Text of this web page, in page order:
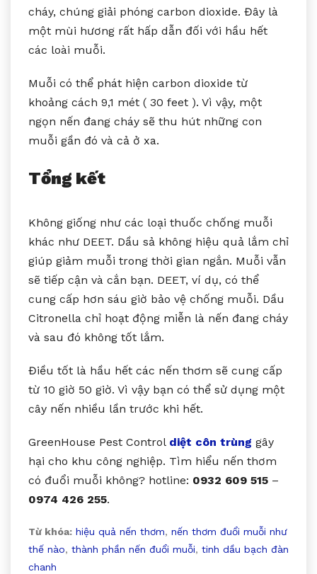
cháy, chúng giải phóng carbon dioxide. Đây là
một mùi hương rất hấp dẫn đối với hầu hết
các loài muỗi.
Muỗi có thể phát hiện carbon dioxide từ
khoảng cách 9,1 mét ( 30 feet ). Vì vậy, một
ngọn nến đang cháy sẽ thu hút những con
muỗi gần đó và cả ở xa.
Tổng kết
Không giống như các loại thuốc chống muỗi
khác như DEET. Dầu sả không hiệu quả lắm chỉ
giúp giảm muỗi trong thời gian ngắn. Muỗi vẫn
sẽ tiếp cận và cắn bạn. DEET, ví dụ, có thể
cung cấp hơn sáu giờ bảo vệ chống muỗi. Dầu
Citronella chỉ hoạt động miễn là nến đang cháy
và sau đó không tốt lắm.
Điều tốt là hầu hết các nến thơm sẽ cung cấp
từ 10 giờ 50 giờ. Vì vậy bạn có thể sử dụng một
cây nến nhiều lần trước khi hết.
GreenHouse Pest Control diệt côn trùng gây
hại cho khu công nghiệp. Tìm hiểu nến thơm
có đuổi muỗi không? hotline: 0932 609 515 –
0974 426 255.
Từ khóa: hiệu quả nến thơm, nến thơm đuổi muỗi như
thế nào, thành phần nến đuổi muỗi, tinh dầu bạch đàn
chanh